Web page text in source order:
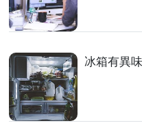
冰箱有異